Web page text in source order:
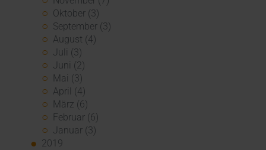
Oktober (3)
September (3)
August (4)
Juli (3)
Juni (2)
Mai (3)
April (4)
März (6)
Februar (6)
Januar (3)
2019